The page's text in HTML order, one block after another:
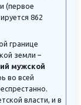
(первое
862
границе
земли –
мужской
во всей
власти, и в